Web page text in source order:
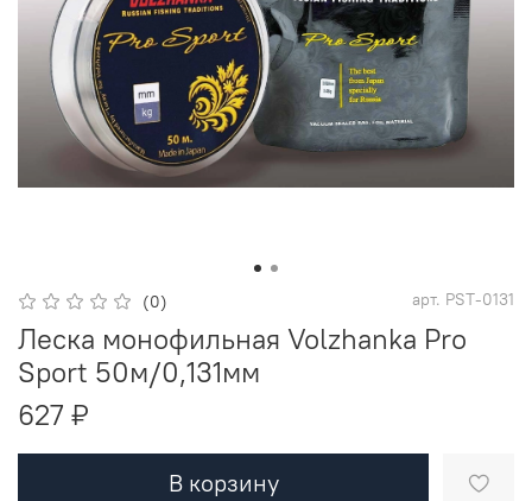
(0) арт. PST-0131
Леска монофильная Volzhanka Pro
Sport 50м/0,131мм
627 ₽
В корзину